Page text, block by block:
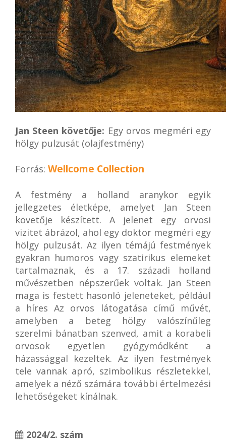
Jan Steen követője: Egy orvos megméri egy
hölgy pulzusát (olajfestmény)
Forrás: Wellcome Collection
A festmény a holland aranykor egyik
jellegzetes életképe, amelyet Jan Steen
követője készített. A jelenet egy orvosi
vizitet ábrázol, ahol egy doktor megméri egy
hölgy pulzusát. Az ilyen témájú festmények
gyakran humoros vagy szatirikus elemeket
tartalmaznak, és a 17. századi holland
művészetben népszerűek voltak. Jan Steen
maga is festett hasonló jeleneteket, például
a híres Az orvos látogatása című művét,
amelyben a beteg hölgy valószínűleg
szerelmi bánatban szenved, amit a korabeli
orvosok egyetlen gyógymódként a
házassággal kezeltek. Az ilyen festmények
tele vannak apró, szimbolikus részletekkel,
amelyek a néző számára további értelmezési
lehetőségeket kínálnak.
2024/2. szám